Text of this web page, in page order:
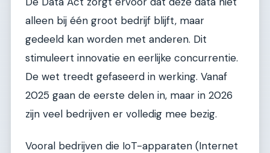
alleen bij één groot bedrijf blijft, maar
gedeeld kan worden met anderen. Dit
stimuleert innovatie en eerlijke concurrentie.
De wet treedt gefaseerd in werking. Vanaf
2025 gaan de eerste delen in, maar in 2026
zijn veel bedrijven er volledig mee bezig.
Vooral bedrijven die IoT-apparaten (Internet